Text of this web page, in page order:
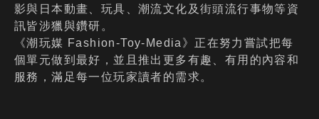
影與日本動畫、玩具、潮流文化及街頭流行事物等資
訊皆涉獵與鑽研。
《潮玩媒 Fashion-Toy-Media》正在努力嘗試把每
個單元做到最好，並且推出更多有趣、有用的內容和
服務，滿足每一位玩家讀者的需求。